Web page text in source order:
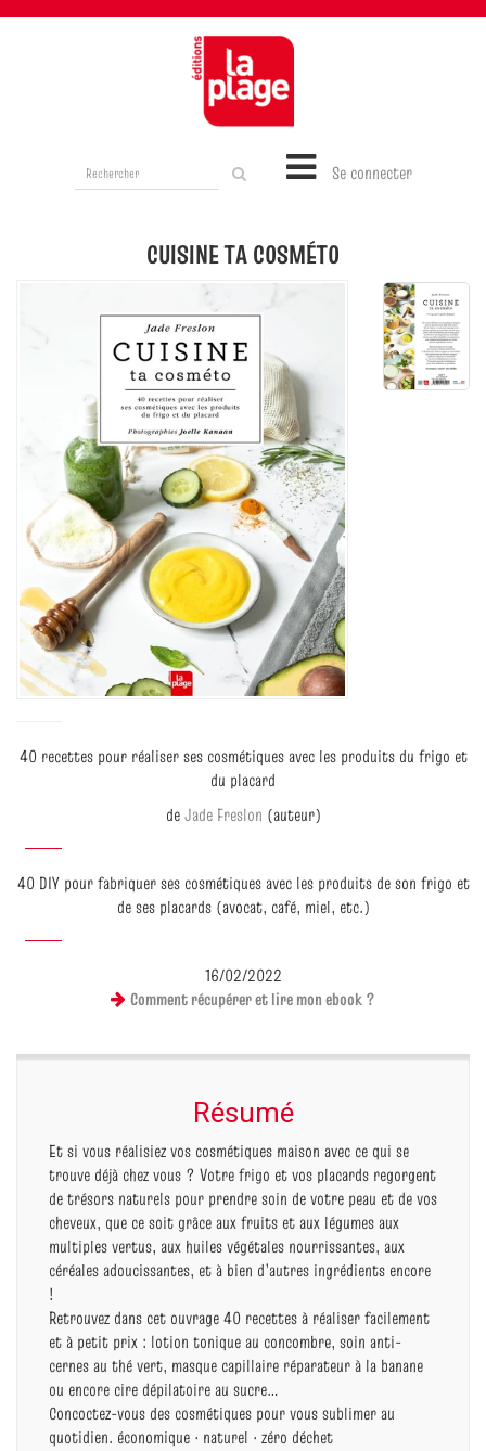
Se connecter
CUISINE TA COSMÉTO
40 recettes pour réaliser ses cosmétiques avec les produits du frigo et
du placard
deJade Freslon (auteur)
40 DIY pour fabriquer ses cosmétiques avec les produits de son frigo et
de ses placards (avocat, café, miel, etc.)
16/02/2022
Comment récupérer et lire mon ebook ?
Résumé
Et si vous réalisiez vos cosmétiques maison avec ce qui se
trouve déjà chez vous ? Votre frigo et vos placards regorgent
de trésors naturels pour prendre soin de votre peau et de vos
cheveux, que ce soit grâce aux fruits et aux légumes aux
multiples vertus, aux huiles végétales nourrissantes, aux
céréales adoucissantes, et à bien d’autres ingrédients encore
!
Retrouvez dans cet ouvrage 40 recettes à réaliser facilement
et à petit prix : lotion tonique au concombre, soin anti-
cernes au thé vert, masque capillaire réparateur à la banane
ou encore cire dépilatoire au sucre…
Concoctez-vous des cosmétiques pour vous sublimer au
quotidien. économique · naturel · zéro déchet